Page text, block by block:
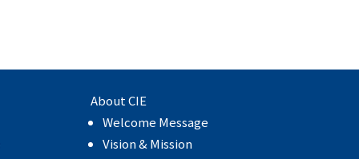
About CIE
Welcome Message
Vision & Mission